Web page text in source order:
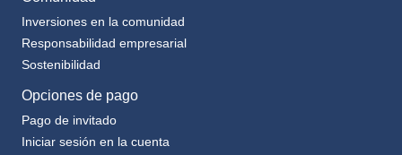
Inversiones en la comunidad
Responsabilidad empresarial
Sostenibilidad
Opciones de pago
Pago de invitado
Iniciar sesión en la cuenta